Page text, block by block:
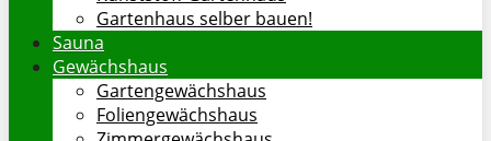
Gartenhaus selber bauen!
Sauna
Gewächshaus
Gartengewächshaus
Foliengewächshaus